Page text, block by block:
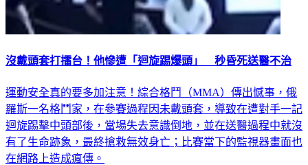
沒戴頭套打擂台！他慘遭「迴旋踢爆頭」 秒昏死送醫不治
運動安全真的要多加注意！綜合格鬥（MMA）傳出憾事，俄
羅斯一名格鬥家，在參賽過程因未戴頭套，導致在遭對手一記
迴旋踢擊中頭部後，當場失去意識倒地，並在送醫過程中就沒
有了生命跡象，最終搶救無效身亡；比賽當下的監視器畫面也
在網路上造成瘋傳。